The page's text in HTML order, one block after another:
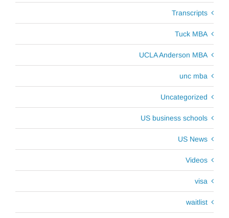
Transcripts
Tuck MBA
UCLA Anderson MBA
unc mba
Uncategorized
US business schools
US News
Videos
visa
waitlist